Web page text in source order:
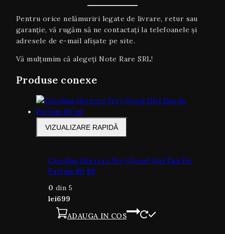
Pentru orice nelămuriri legate de livrare, retur sau
garanţie, vă rugăm să ne contactați la telefoanele și
adresele de e-mail afișate pe site.
Vă mulțumim că alegeți Note Rare SRL!
Produse conexe
VIZUALIZARE RAPIDĂ
Carolina Herrera Very Good Girl Eau De
Parfum 80 Ml
0 din 5
lei699
ADAUGA IN COS